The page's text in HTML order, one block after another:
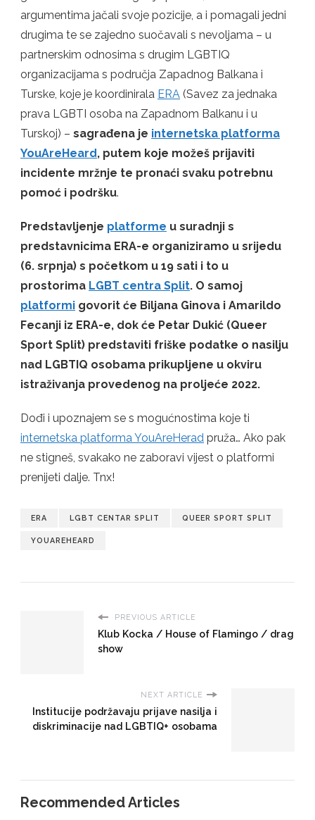
argumentima jačali svoje pozicije, a i pomagali jedni
drugima te se zajedno suočavali s nevoljama – u
partnerskim odnosima s drugim LGBTIQ
organizacijama s područja Zapadnog Balkana i
Turske, koje je koordinirala ERA (Savez za jednaka
prava LGBTI osoba na Zapadnom Balkanu i u
Turskoj) – sagrađena je internetska platforma
YouAreHeard, putem koje možeš prijaviti
incidente mržnje te pronaći svaku potrebnu
pomoć i podršku.
Predstavljenje platforme u suradnji s
predstavnicima ERA-e organiziramo u srijedu
(6. srpnja) s početkom u 19 sati i to u
prostorima LGBT centra Split. O samoj
platformi govorit će Biljana Ginova i Amarildo
Fecanji iz ERA-e, dok će Petar Dukić (Queer
Sport Split) predstaviti friške podatke o nasilju
nad LGBTIQ osobama prikupljene u okviru
istraživanja provedenog na proljeće 2022.
Dođi i upoznajem se s mogućnostima koje ti
internetska platforma YouAreHerad pruža… Ako pak
ne stigneš, svakako ne zaboravi vijest o platformi
prenijeti dalje. Tnx!
ERA LGBT CENTAR SPLIT QUEER SPORT SPLIT
YOUAREHEARD
PREVIOUS ARTICLE
Klub Kocka / House of Flamingo / drag
show
NEXT ARTICLE
Institucije podržavaju prijave nasilja i
diskriminacije nad LGBTIQ+ osobama
Recommended Articles